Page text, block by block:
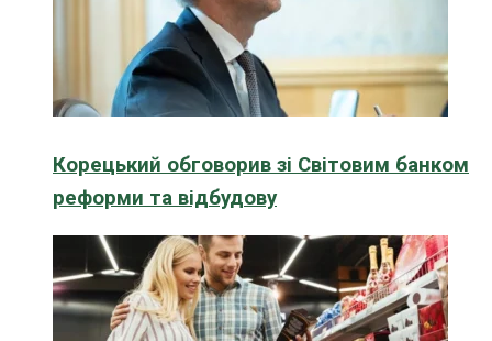
Корецький обговорив зі Світовим банком
реформи та відбудову